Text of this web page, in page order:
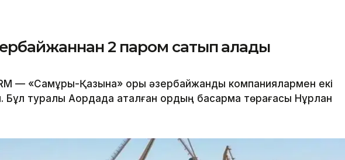
2 паром сатып алады
— «Самұрық-Қазына» қоры әзербайжандық компаниялармен екі
Бұл туралы Ақордада аталған қордың басқарма төрағасы Нұрлан